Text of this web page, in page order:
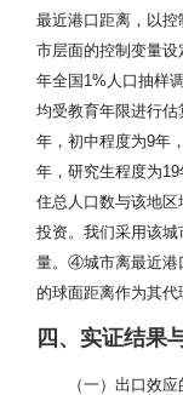
最近港口距离，以
市层面的控制变量
年全国1%人口抽样
均受教育年限进行
年，初中程度为9年
年，研究生程度为
住总人口数与该地
投资。我们采用该
量。④城市离最近港
的球面距离作为其代
四、实证结果
（一）出口效